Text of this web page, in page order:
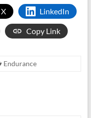
LinkedIn
Copy Link
Endurance